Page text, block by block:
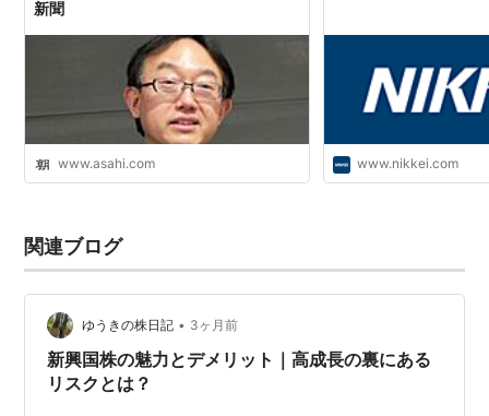
新聞
www.asahi.com www.nikkei.com
関連ブログ
ゆうきの株日記 • 3ヶ月前
新興国株の魅力とデメリット｜高成長の裏にある
リスクとは？